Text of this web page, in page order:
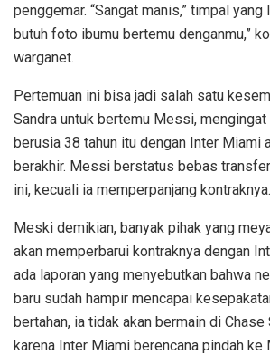
penggemar. “Sangat manis,” timpal yang
butuh foto ibumu bertemu denganmu,”
warganet.
Pertemuan ini bisa jadi salah satu
Sandra untuk bertemu Messi,
berusia 38 tahun itu dengan Inter Miami
berakhir. Messi berstatus bebas
ini, kecuali ia memperpanjang kontraknya.
Meski demikian, banyak pihak yang
akan memperbarui kontraknya dengan
ada laporan yang menyebutkan bahwa
baru sudah hampir mencapai
bertahan, ia tidak akan bermain di Chase
karena Inter Miami berencana pindah ke